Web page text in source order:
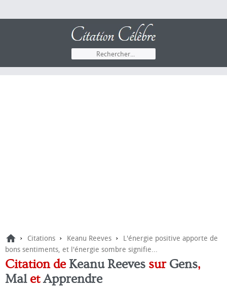
› Citations › Keanu Reeves ›
L'énergie positive apporte de
bons sentiments, et l'énergie sombre signifie...
Citation de Keanu Reeves sur Gens,
MaletApprendre